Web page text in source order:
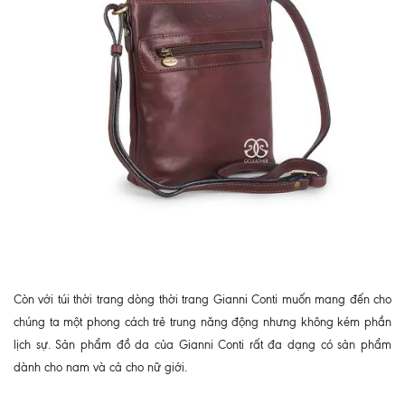
Còn với túi thời trang dòng thời trang Gianni Conti muốn mang đến cho
chúng ta một phong cách trẻ trung năng động nhưng không kém phần
lịch sự. Sản phẩm đồ da của Gianni Conti rất đa dạng có sản phẩm
dành cho nam và cả cho nữ giới.